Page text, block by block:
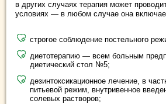
в других случаях терапия может
условиях — в любом случае она
строгое соблюдение постельного
диетотерапию — всем больным
диетический стол №5;
дезинтоксикационное лечение, в
питьевой режим, внутривенное
солевых растворов;